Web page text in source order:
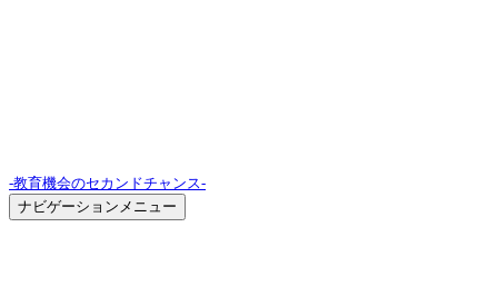
-教育機会のセカンドチャンス-
ナビゲーションメニュー